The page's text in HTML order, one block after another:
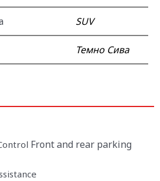
SUV
Темно Сива
Front and rear parking